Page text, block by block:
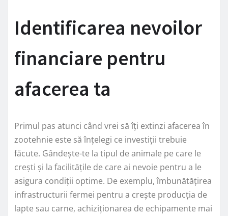
Identificarea nevoilor
financiare pentru
afacerea ta
Primul pas atunci când vrei să îți extinzi afacerea în
zootehnie este să înțelegi ce investiții trebuie
făcute. Gândește-te la tipul de animale pe care le
crești și la facilitățile de care ai nevoie pentru a le
asigura condiții optime. De exemplu, îmbunătățirea
infrastructurii fermei pentru a crește producția de
lapte sau carne, achiziționarea de echipamente mai